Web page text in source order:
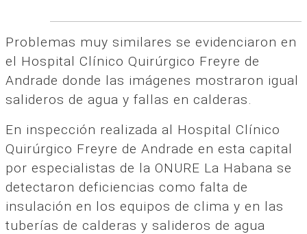
Problemas muy similares se evidenciaron en
el Hospital Clínico Quirúrgico Freyre de
Andrade donde las imágenes mostraron igual
salideros de agua y fallas en calderas.
En inspección realizada al Hospital Clínico
Quirúrgico Freyre de Andrade en esta capital
por especialistas de la ONURE La Habana se
detectaron deficiencias como falta de
insulación en los equipos de clima y en las
tuberías de calderas y salideros de agua